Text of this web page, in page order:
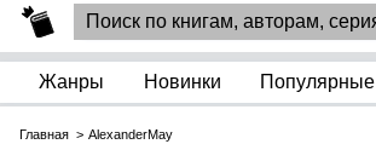
Жанры Новинки Популярные
Главная AlexanderMay